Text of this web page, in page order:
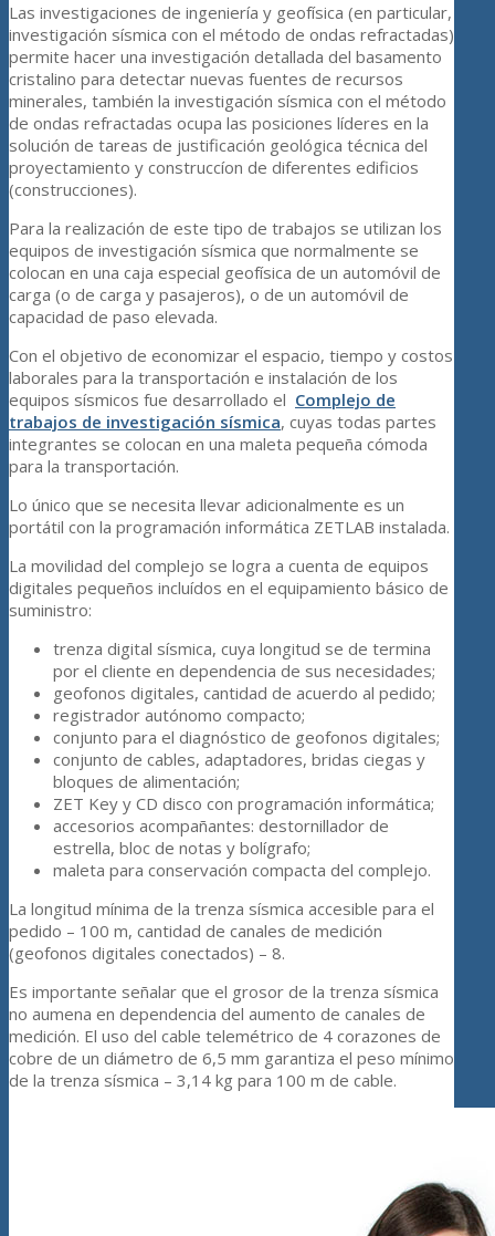
Las investigaciones de ingeniería y geofísica (en particular,
investigación sísmica con el método de ondas refractadas)
permite hacer una investigación detallada del basamento
cristalino para detectar nuevas fuentes de recursos
minerales, también la investigación sísmica con el método
de ondas refractadas ocupa las posiciones líderes en la
solución de tareas de justificación geológica técnica del
proyectamiento y construccíon de diferentes edificios
(construcciones).
Para la realización de este tipo de trabajos se utilizan los
equipos de investigación sísmica que normalmente se
colocan en una caja especial geofísica de un automóvil de
carga (o de carga y pasajeros), o de un automóvil de
capacidad de paso elevada.
Con el objetivo de economizar el espacio, tiempo y costos
laborales para la transportación e instalación de los
equipos sísmicos fue desarrollado el Complejo de
trabajos de investigación sísmica, cuyas todas partes
integrantes se colocan en una maleta pequeña cómoda
para la transportación.
Lo único que se necesita llevar adicionalmente es un
portátil con la programación informática ZETLAB instalada.
La movilidad del complejo se logra a cuenta de equipos
digitales pequeños incluídos en el equipamiento básico de
suministro:
trenza digital sísmica, cuya longitud se de termina
por el cliente en dependencia de sus necesidades;
geofonos digitales, cantidad de acuerdo al pedido;
registrador autónomo compacto;
conjunto para el diagnóstico de geofonos digitales;
conjunto de cables, adaptadores, bridas ciegas y
bloques de alimentación;
ZET Key y CD disco con programación informática;
accesorios acompañantes: destornillador de
estrella, bloc de notas y bolígrafo;
maleta para conservación compacta del complejo.
La longitud mínima de la trenza sísmica accesible para el
pedido – 100 m, cantidad de canales de medición
(geofonos digitales conectados) – 8.
Es importante señalar que el grosor de la trenza sísmica
no aumena en dependencia del aumento de canales de
medición. El uso del cable telemétrico de 4 corazones de
cobre de un diámetro de 6,5 mm garantiza el peso mínimo
de la trenza sísmica – 3,14 kg para 100 m de cable.